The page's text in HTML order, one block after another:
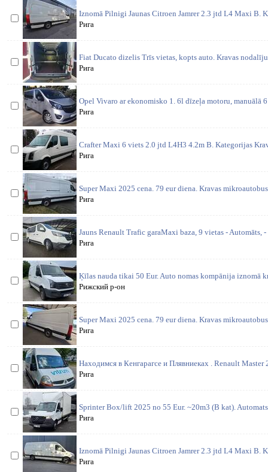
Iznomā Pilnigi Jaunas Citroen Jamrer 2.3 jtd L4 Maxi B.
Рига
Fiat Ducato dizelis Trīs vietas, kopts auto. Kravas
Рига
Opel Vivaro ar ekonomisko 1. 6l dīzeļa motoru, manuālā
Рига
Crafter Maxi 6 viets 2.0 jtd L4H3 4.2m B. Kategorijas
Рига
Super Maxi 2025 cena. 79 eur diena. Kravas
Рига
Jauns Renault Trafic garaMaxi baza, 9 vietas - Automāts, -
Рига
Ķīlas nauda tikai 50 Eur. Auto nomas kompānija iznomā
Рижский р-он
Super Maxi 2025 cena. 79 eur diena. Kravas
Рига
Находимся в Кенгарагсе и Плявниеках . Renault
Рига
Sprinter Box/lift 2025 no 55 Eur. ~20m3 (B kat).
Рига
Iznomā Pilnigi Jaunas Citroen Jamrer 2.3 jtd L4 Maxi B.
Рига